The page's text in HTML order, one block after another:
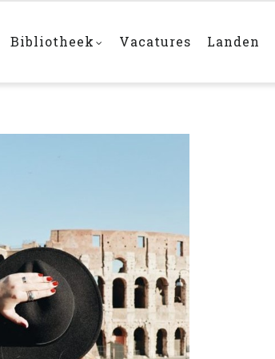
Bibliotheek Vacatures Landen